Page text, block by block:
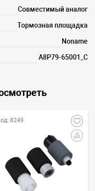
Совместимый аналог
Тормозная площадка
Noname
A8P79-65001_C
8249